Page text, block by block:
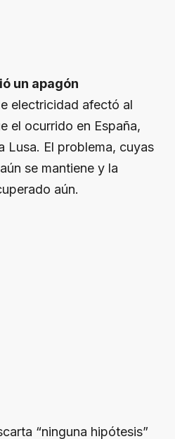
un apagón
electricidad afectó al
el ocurrido en España,
Lusa. El problema, cuyas
se mantiene y la
aún.
“ninguna hipótesis”